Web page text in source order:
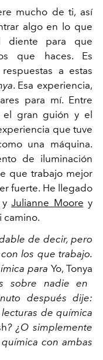
mucho de ti, así
algo en lo que
diente para que
que haces. Es
a estas
. Esa experiencia,
para mí. Entre
el gran guión y el
que tuve
una máquina.
de iluminación
que trabajo mejor
fuerte. He llegado
y Julianne Moore y
camino.
de decir, pero
los que trabajo.
para Yo, Tonya
sobre nadie en
después dije:
lecturas de química
? ¿O simplemente
con ambas